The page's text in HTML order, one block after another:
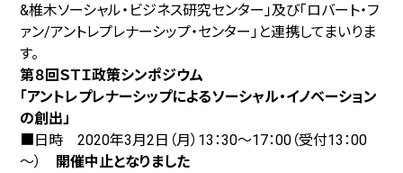
&椎木ソーシャル・ビジネス研究センター」及び「ロバート・フ
ァン/アントレプレナーシップ・センター」と連携してまいりま
す。
第８回ＳＴＩ政策シンポジウム
「アントレプレナーシップによるソーシャル・イノベーション
の創出」
■日時2020年3月2日（月）13：30～17：00（受付13：00
～）
開催中止となりました